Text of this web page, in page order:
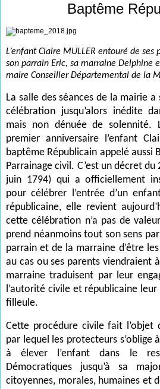
Baptême
L’enfant Claire MULLER entouré de
son parrain Eric, sa marraine Delphine
maire Conseiller Départemental de la
La salle des séances de la mairie
célébration jusqu’alors inédite
mais non dénuée de
premier anniversaire l’enfant
baptême Républicain appelé aussi
Parrainage civil. C’est un décret du
juin 1794) qui a officiellement
pour célébrer l’entrée d’un
républicaine, elle revient
cette célébration n’a pas de
prend néanmoins tout son sens
parrain et de la marraine d’être
au cas ou ses parents viendraient
marraine traduisent par leur
l’autorité civile et républicaine
filleule.
Cette procédure civile fait l’objet
par lequel les protecteurs s’oblige
à élever l’enfant dans le
Démocratiques jusqu’à sa
citoyennes, morales, humaines et